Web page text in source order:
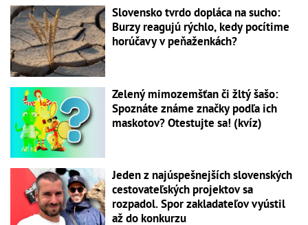
Slovensko tvrdo dopláca na sucho:
Burzy reagujú rýchlo, kedy pocítime
horúčavy v peňaženkách?
Zelený mimozemšťan či žltý šašo:
Spoznáte známe značky podľa ich
maskotov? Otestujte sa! (kvíz)
Jeden z najúspešnejších slovenských
cestovateľských projektov sa
rozpadol. Spor zakladateľov vyústil
až do konkurzu